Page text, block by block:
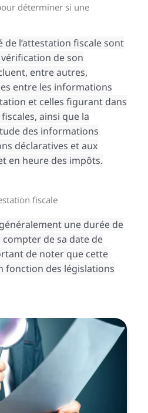
déterminer si une
de l’attestation fiscale sont
de son
entre autres,
entre les informations
et celles figurant dans
ainsi que la
des informations
déclaratives et aux
en heure des impôts.
fiscale
une durée de
compter de sa date de
de noter que cette
fonction des législations